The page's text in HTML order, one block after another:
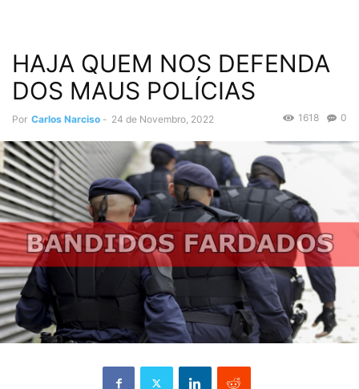
HAJA QUEM NOS DEFENDA
DOS MAUS POLÍCIAS
Por Carlos Narciso - 24 de Novembro, 2022 0
1618